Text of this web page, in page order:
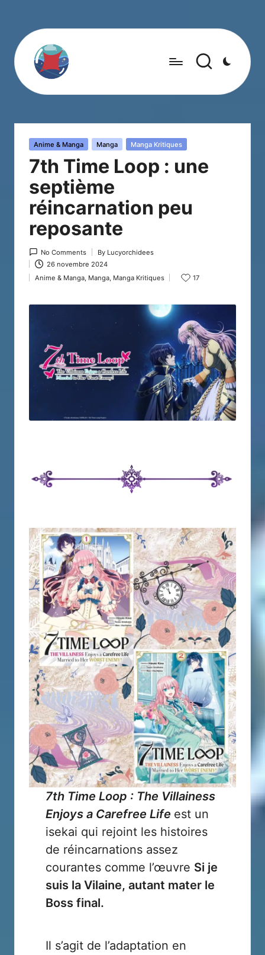
Posted
Anime & Manga Manga Manga Kritiques
7th Time Loop : une
septième
réincarnation peu
reposante
No Comments
Posted
by
By Lucyorchidees
26 novembre 2024
Posted
Anime & Manga, Manga, Manga Kritiques 17
7th Time Loop : The Villainess
Enjoys a Carefree Life est un
isekai qui rejoint les histoires
de réincarnations assez
courantes comme l’œuvre Si je
suis la Vilaine, autant mater le
Boss final.
Il s’agit de l’adaptation en